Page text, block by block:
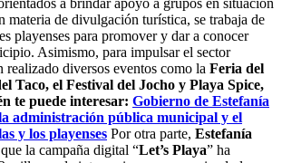
materia de divulgación turística, se trabaja de
playenses para promover y dar a conocer
Asimismo, para impulsar el sector
realizado diversos eventos como la Feria del
Taco, el Festival del Jocho y Playa Spice,
te puede interesar: Gobierno de Estefanía
administración pública municipal y el
y los playenses Por otra parte, Estefanía
la campaña digital “Let’s Playa” ha